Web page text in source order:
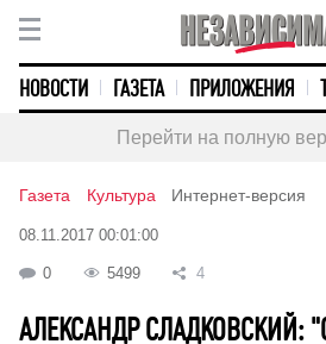
НОВОСТИ ГАЗЕТА ПРИЛОЖЕНИЯ
Перейти на полную
Газета Культура Интернет-версия
08.11.2017 00:01:00
0 5499 4
АЛЕКСАНДР СЛАДКОВСКИЙ: